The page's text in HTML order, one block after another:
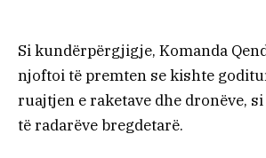
Si kundërpërgjigje, Komanda
njoftoi të premten se kishte
ruajtjen e raketave dhe dronëve,
të radarëve bregdetarë.